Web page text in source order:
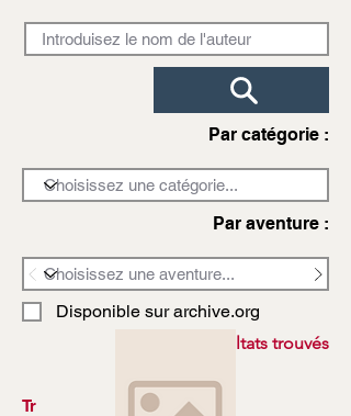
Par catégorie :
Par aventure :
Disponible sur archive.org
3972 résultats trouvés
Tr